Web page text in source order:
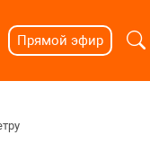
Прямой эфир